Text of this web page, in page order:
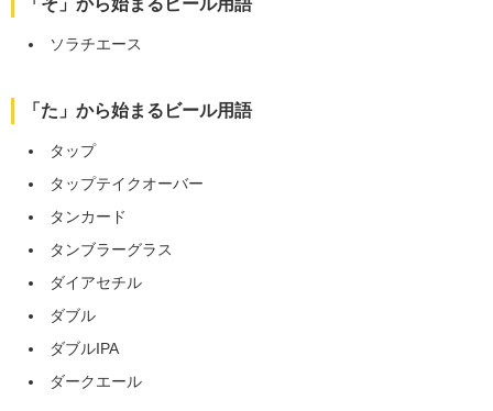
「そ」から始まるビール用語
ソラチエース
「た」から始まるビール用語
タップ
タップテイクオーバー
タンカード
タンブラーグラス
ダイアセチル
ダブル
ダブルIPA
ダークエール